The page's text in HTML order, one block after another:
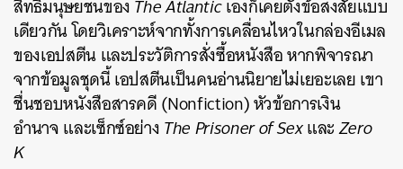
สิทธิมนุษยชนของThe Atlanticเองก็เคยตั้งข้อสงสัยแบบ
เดียวกัน โดยวิเคราะห์จากทั้งการเคลื่อนไหวในกล่องอีเมล
ของเอปสตีน และประวัติการสั่งซื้อหนังสือ หากพิจารณา
จากข้อมูลชุดนี้ เอปสตีนเป็นคนอ่านนิยายไม่เยอะเลย เขา
ชื่นชอบหนังสือสารคดี (Nonfiction) หัวข้อการเงิน
อำนาจ และเซ็กซ์อย่างThe Prisoner of SexและZero
K